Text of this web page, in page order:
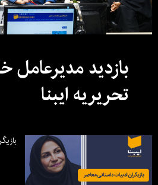
بازدید مدیرعامل
تحریریه ایبنا